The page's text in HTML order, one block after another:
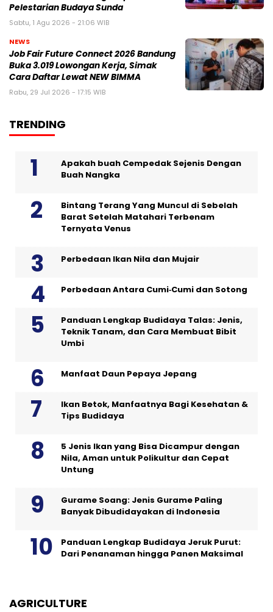
Pelestarian Budaya Sunda
Sabtu, 1 Agu 2026 - 21:06 WIB
NEWS
Job Fair Future Connect 2026 Bandung
Buka 3.019 Lowongan Kerja, Simak
Cara Daftar Lewat NEW BIMMA
Rabu, 29 Jul 2026 - 17:15 WIB
TRENDING
Apakah buah Cempedak Sejenis Dengan
Buah Nangka
Bintang Terang Yang Muncul di Sebelah
Barat Setelah Matahari Terbenam
Ternyata Venus
Perbedaan Ikan Nila dan Mujair
Perbedaan Antara Cumi‑Cumi dan Sotong
Panduan Lengkap Budidaya Talas: Jenis,
Teknik Tanam, dan Cara Membuat Bibit
Umbi
Manfaat Daun Pepaya Jepang
Ikan Betok, Manfaatnya Bagi Kesehatan &
Tips Budidaya
5 Jenis Ikan yang Bisa Dicampur dengan
Nila, Aman untuk Polikultur dan Cepat
Untung
Gurame Soang: Jenis Gurame Paling
Banyak Dibudidayakan di Indonesia
Panduan Lengkap Budidaya Jeruk Purut:
Dari Penanaman hingga Panen Maksimal
AGRICULTURE